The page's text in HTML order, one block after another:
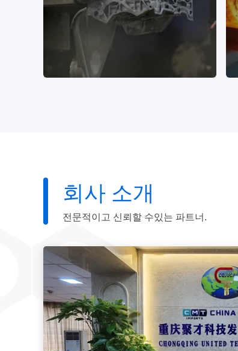
품질 공급자의 풍부한 자원으로 우
리는 비용 이점과 우수한 품질을 모
사항에 따라 가장 전문 공급자를 선
회사 소개
전문적이고 신뢰할 수있는 파트너.